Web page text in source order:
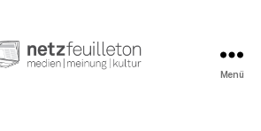
Menü